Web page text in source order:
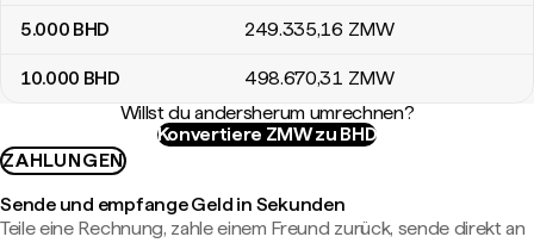
5.000 BHD 249.335,16 ZMW
10.000 BHD 498.670,31 ZMW
Willst du andersherum umrechnen?
Konvertiere ZMW zu BHD
ZAHLUNGEN
Sende und empfange Geld in Sekunden
Teile eine Rechnung, zahle einem Freund zurück, sende direkt an